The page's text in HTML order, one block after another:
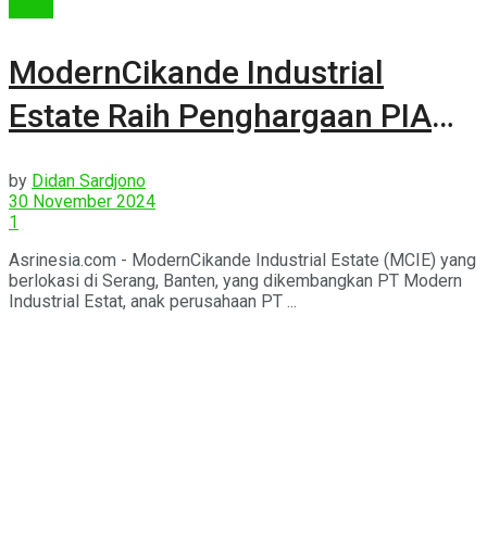
ModernCikande Industrial
Estate Raih Penghargaan PIA
by Didan Sardjono
30 November 2024
1
Asrinesia.com - ModernCikande Industrial Estate (MCIE) yang
berlokasi di Serang, Banten, yang dikembangkan PT Modern
Industrial Estat, anak perusahaan PT ...